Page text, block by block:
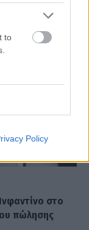
to
Policy
στο
πώλησης